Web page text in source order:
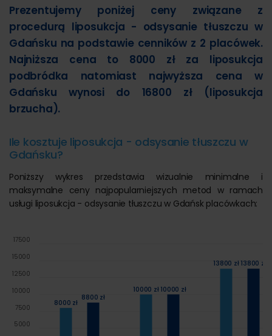
Prezentujemy poniżej ceny związane z
procedurą liposukcja - odsysanie tłuszczu w
Gdańsku na podstawie cenników z 2 placówek.
Najniższa cena to 8000 zł za liposukcja
podbródka natomiast najwyższa cena w
Gdańsku wynosi do 16800 zł (liposukcja
brzucha).
Ile kosztuje liposukcja - odsysanie tłuszczu w
Gdańsku?
Poniższy wykres przedstawia wizualnie minimalne i
maksymalne ceny najpopularniejszych metod w ramach
usługi liposukcja - odsysanie tłuszczu w Gdańsk placówkach:
8000 zł
10000 zł
13800 zł
8800 zł
10000 zł
13800 zł
5000
7500
10000
12500
15000
17500